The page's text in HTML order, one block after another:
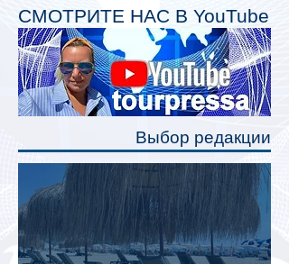
планируется начать в 2027 году.
Одним из главных нововведений
станут индивидуальные шторки у
каждого спального места. Они
позволят пассажирам закрыть свою
полку во время сна или отдыха,
СМОТРИТЕ НАС В YouTube
Выбор редакции